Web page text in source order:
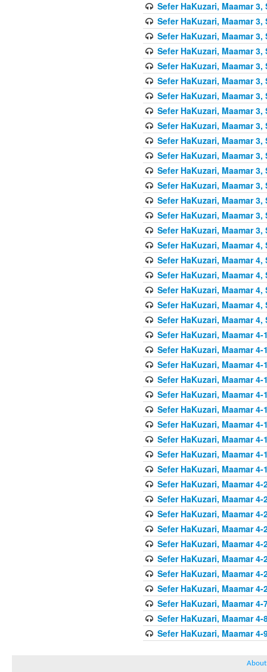
Sefer HaKuzari, Maamar 3,
Sefer HaKuzari, Maamar 3,
Sefer HaKuzari, Maamar 3,
Sefer HaKuzari, Maamar 3,
Sefer HaKuzari, Maamar 3,
Sefer HaKuzari, Maamar 3,
Sefer HaKuzari, Maamar 3,
Sefer HaKuzari, Maamar 3,
Sefer HaKuzari, Maamar 3,
Sefer HaKuzari, Maamar 3,
Sefer HaKuzari, Maamar 3,
Sefer HaKuzari, Maamar 3,
Sefer HaKuzari, Maamar 3,
Sefer HaKuzari, Maamar 3,
Sefer HaKuzari, Maamar 3,
Sefer HaKuzari, Maamar 3,
Sefer HaKuzari, Maamar 4,
Sefer HaKuzari, Maamar 4,
Sefer HaKuzari, Maamar 4,
Sefer HaKuzari, Maamar 4,
Sefer HaKuzari, Maamar 4,
Sefer HaKuzari, Maamar 4,
Sefer HaKuzari, Maamar 4-
Sefer HaKuzari, Maamar 4-
Sefer HaKuzari, Maamar 4-
Sefer HaKuzari, Maamar 4-
Sefer HaKuzari, Maamar 4-
Sefer HaKuzari, Maamar 4-
Sefer HaKuzari, Maamar 4-
Sefer HaKuzari, Maamar 4-
Sefer HaKuzari, Maamar 4-
Sefer HaKuzari, Maamar 4-
Sefer HaKuzari, Maamar 4-
Sefer HaKuzari, Maamar 4-
Sefer HaKuzari, Maamar 4-
Sefer HaKuzari, Maamar 4-
Sefer HaKuzari, Maamar 4-
Sefer HaKuzari, Maamar 4-
Sefer HaKuzari, Maamar 4-
Sefer HaKuzari, Maamar 4-
Sefer HaKuzari, Maamar 4-
Sefer HaKuzari, Maamar 4-
Sefer HaKuzari, Maamar 4-
About